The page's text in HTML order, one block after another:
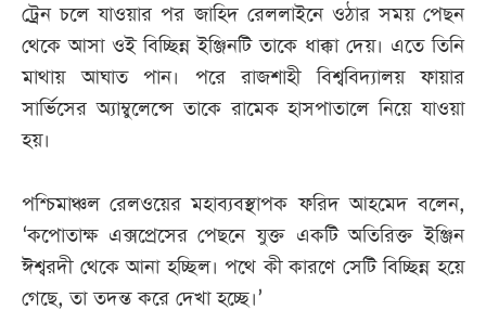
ট্রেন চলে যাওয়ার পর জাহিদ রেললাইনে ওঠার সময় পেছন
থেকে আসা ওই বিচ্ছিন্ন ইঞ্জিনটি তাকে ধাক্কা দেয়। এতে তিনি
মাথায় আঘাত পান। পরে রাজশাহী বিশ্ববিদ্যালয় ফায়ার
সার্ভিসের অ্যাম্বুলেন্সে তাকে রামেক হাসপাতালে নিয়ে যাওয়া
হয়।
পশ্চিমাঞ্চল রেলওয়ের মহাব্যবস্থাপক ফরিদ আহমেদ বলেন,
‘কপোতাক্ষ এক্সপ্রেসের পেছনে যুক্ত একটি অতিরিক্ত ইঞ্জিন
ঈশ্বরদী থেকে আনা হচ্ছিল। পথে কী কারণে সেটি বিচ্ছিন্ন হয়ে
গেছে, তা তদন্ত করে দেখা হচ্ছে।’